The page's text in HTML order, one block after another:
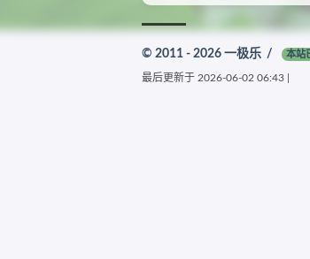
© 2011 - 2026 一极乐 / 本站
最后更新于 2026-06-02 06:43